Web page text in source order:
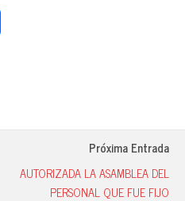
rti
Próxima Entrada
AUTORIZADA LA ASAMBLEA DEL
PERSONAL QUE FUE FIJO